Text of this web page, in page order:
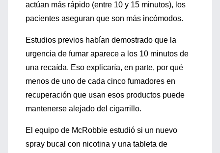
actúan más rápido (entre 10 y 15 minutos), los
pacientes aseguran que son más incómodos.
Estudios previos habían demostrado que la
urgencia de fumar aparece a los 10 minutos de
una recaída. Eso explicaría, en parte, por qué
menos de uno de cada cinco fumadores en
recuperación que usan esos productos puede
mantenerse alejado del cigarrillo.
El equipo de McRobbie estudió si un nuevo
spray bucal con nicotina y una tableta de